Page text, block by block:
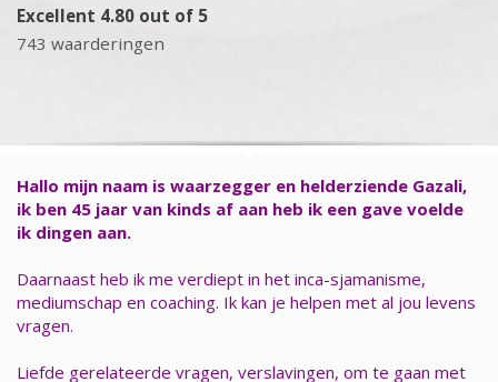
Excellent 4.80 out of 5
743 waarderingen
Hallo mijn naam is waarzegger en helderziende Gazali,
ik ben 45 jaar van kinds af aan heb ik een gave voelde
ik dingen aan.
Daarnaast heb ik me verdiept in het inca-sjamanisme,
mediumschap en coaching. Ik kan je helpen met al jou levens
vragen.
Liefde gerelateerde vragen, verslavingen, om te gaan met